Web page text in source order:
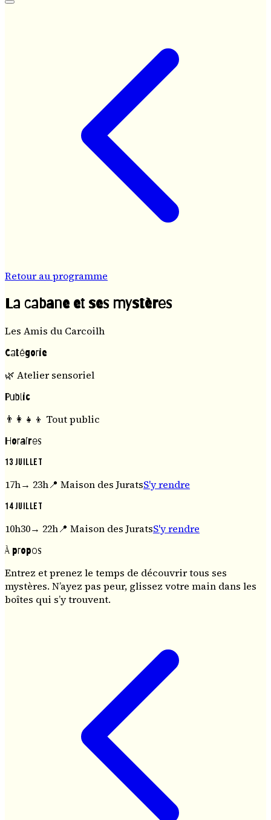
Retour au programme
La cabane et ses mystères
Les Amis du Carcoilh
Catégorie
🌿 Atelier sensoriel
Public
👨‍👩‍👧‍👦 Tout public
Horaires
13 juillet
17h→ 23h📍 Maison des JuratsS'y rendre
14 juillet
10h30→ 22h📍 Maison des JuratsS'y rendre
À propos
Entrez et prenez le temps de découvrir tous ses
mystères. N’ayez pas peur, glissez votre main dans les
boîtes qui s’y trouvent.